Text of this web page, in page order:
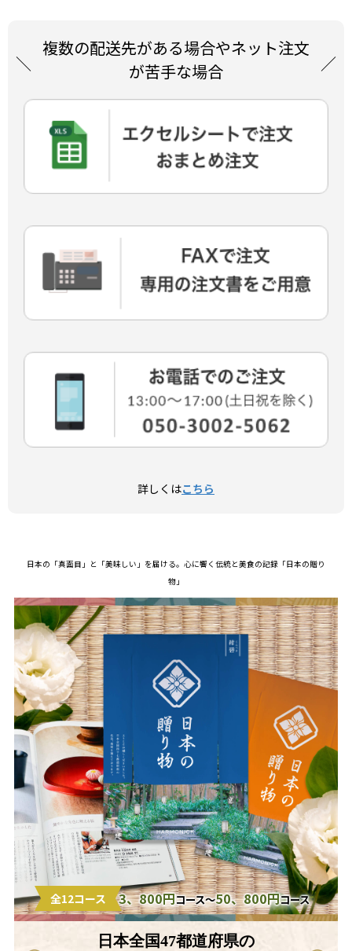
複数の配送先がある場合やネット注文
が苦手な場合
詳しくはこちら
日本の「真面目」と「美味しい」を届ける。心に響く伝統と美食の記録「日本の贈り
物」
全12コース 3、800円コース～50、800円コース
日本全国47都道府県の